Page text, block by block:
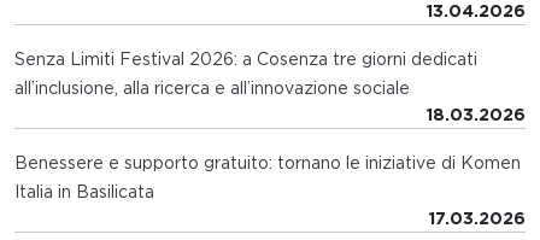
13.04.2026
Senza Limiti Festival 2026: a Cosenza tre giorni dedicati
all’inclusione, alla ricerca e all’innovazione sociale
18.03.2026
Benessere e supporto gratuito: tornano le iniziative di Komen
Italia in Basilicata
17.03.2026